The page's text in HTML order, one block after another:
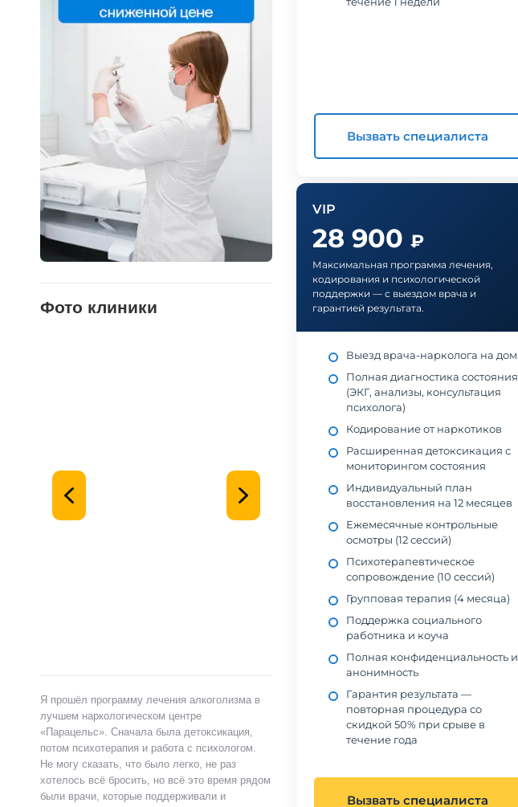
Фото клиники
Я прошёл программу лечения алкоголизма в
лучшем наркологическом центре
«Парацельс». Сначала была детоксикация,
потом психотерапия и работа с психологом.
Не могу сказать, что было легко, не раз
хотелось всё бросить, но всё это время рядом
были врачи, которые поддерживали и
Вызвать специалиста
VIP
28 900 ₽
Максимальная программа лечения,
кодирования и психологической
поддержки — с выездом врача и
гарантией результата.
Выезд врача-нарколога на дом
Полная диагностика состояния
(ЭКГ, анализы, консультация
психолога)
Кодирование от наркотиков
Расширенная детоксикация с
мониторингом состояния
Индивидуальный план
восстановления на 12 месяцев
Ежемесячные контрольные
осмотры (12 сессий)
Психотерапевтическое
сопровождение (10 сессий)
Групповая терапия (4 месяца)
Поддержка социального
работника и коуча
Полная конфиденциальность и
анонимность
Гарантия результата —
повторная процедура со
скидкой 50% при срыве в
течение года
Вызвать специалиста